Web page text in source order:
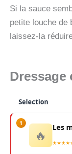
Si la sauce
petite louche de
laissez-la
Dressage
Selection
1
🔥 Les